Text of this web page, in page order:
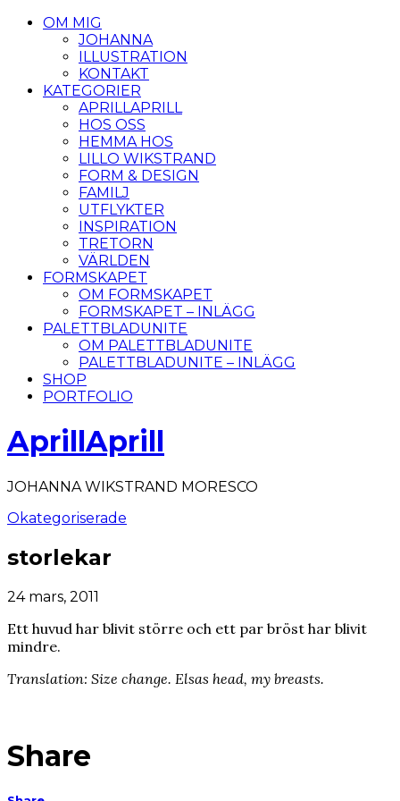
OM MIG
JOHANNA
ILLUSTRATION
KONTAKT
KATEGORIER
APRILLAPRILL
HOS OSS
HEMMA HOS
LILLO WIKSTRAND
FORM & DESIGN
FAMILJ
UTFLYKTER
INSPIRATION
TRETORN
VÄRLDEN
FORMSKAPET
OM FORMSKAPET
FORMSKAPET – INLÄGG
PALETTBLADUNITE
OM PALETTBLADUNITE
PALETTBLADUNITE – INLÄGG
SHOP
PORTFOLIO
AprillAprill
JOHANNA WIKSTRAND MORESCO
Okategoriserade
storlekar
24 mars, 2011
Ett huvud har blivit större och ett par bröst har blivit
mindre.
Translation: Size change. Elsas head, my breasts.
Share